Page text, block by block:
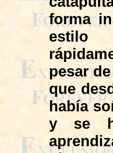
forma
pesar
que
había
y se